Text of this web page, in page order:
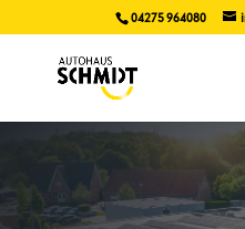
04275 964080